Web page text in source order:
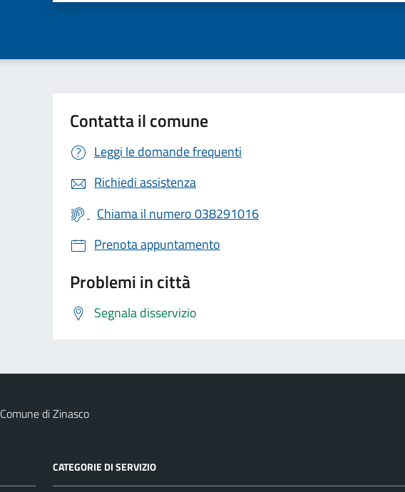
Contatta il comune
Leggi le domande frequenti
Richiedi assistenza
Chiama il numero 038291016
Prenota appuntamento
Problemi in città
Segnala disservizio
Comune di Zinasco
CATEGORIE DI SERVIZIO